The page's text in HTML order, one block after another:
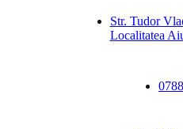
Str. Tudor
Localitatea